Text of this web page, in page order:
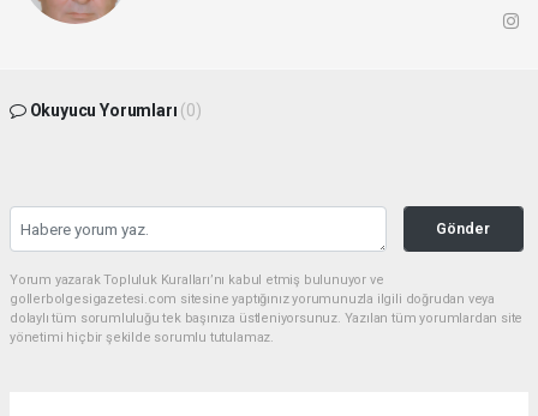
Okuyucu Yorumları (0)
Gönder
Yorum yazarak Topluluk Kuralları’nı kabul etmiş bulunuyor ve
gollerbolgesigazetesi.com sitesine yaptığınız yorumunuzla ilgili doğrudan veya
dolaylı tüm sorumluluğu tek başınıza üstleniyorsunuz. Yazılan tüm yorumlardan site
yönetimi hiçbir şekilde sorumlu tutulamaz.